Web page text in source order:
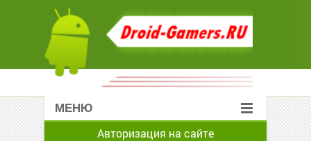
МЕНЮ
Авторизация на сайте